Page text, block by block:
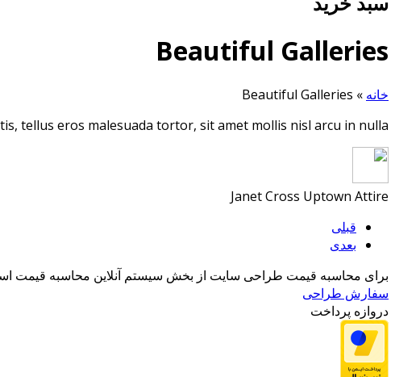
Beautiful Galleries
خانه »
Beautiful Galleries
tellus eros malesuada tortor, sit amet mollis nisl arcu in nulla.
Janet Cross Uptown Attire
قبلی
بعدی
برای محاسبه قیمت طراحی سایت از بخش سیستم آنلاین محاسبه قیمت
سفارش طراحی
دروازه پرداخت